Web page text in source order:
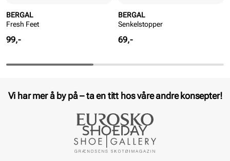
BERGAL
Fresh Feet
Pris
99,-
BERGAL
Senkelstopper
Pris
69,-
Vi har mer å by på – ta en titt hos våre andre konsepter!